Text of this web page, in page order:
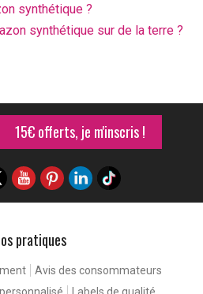
de
synthétique ?
synthétique sur de la terre ?
15€ offerts, je m'inscris !
pratiques
Avis des consommateurs
Labels de qualité